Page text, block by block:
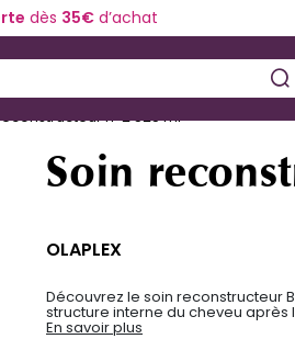
dès 35€d’achat
n°2 525 ml
Soin
OLAPLEX
Découvrez le soin reconstructeur
structure interne du cheveu après
En savoir plus